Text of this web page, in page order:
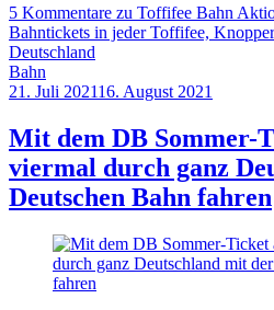
5 Kommentare zu Toffifee Bahn
Bahntickets in jeder Toffifee,
Deutschland
Bahn
21. Juli 202116. August 2021
Allan
Mit dem DB Sommer-
viermal durch ganz
Deutschen Bahn fahren